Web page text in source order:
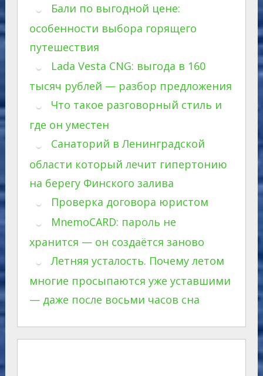
Бали по выгодной цене:
особенности выбора горящего
путешествия
Lada Vesta CNG: выгода в 160
тысяч рублей — разбор предложения
Что такое разговорный стиль и
где он уместен
Санаторий в Ленинградской
области который лечит гипертонию
на берегу Финского залива
Проверка договора юристом
MnemoCARD: пароль не
хранится — он создаётся заново
Летняя усталость. Почему летом
многие просыпаются уже уставшими
— даже после восьми часов сна